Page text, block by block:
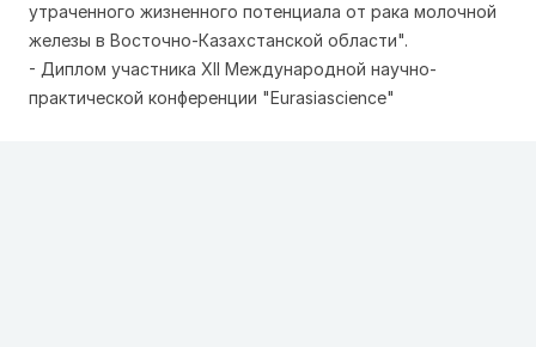
утраченного жизненного потенциала от рака молочной
железы в Восточно-Казахстанской области".
- Диплом участника XII Международной научно-
практической конференции "Eurasiascience"